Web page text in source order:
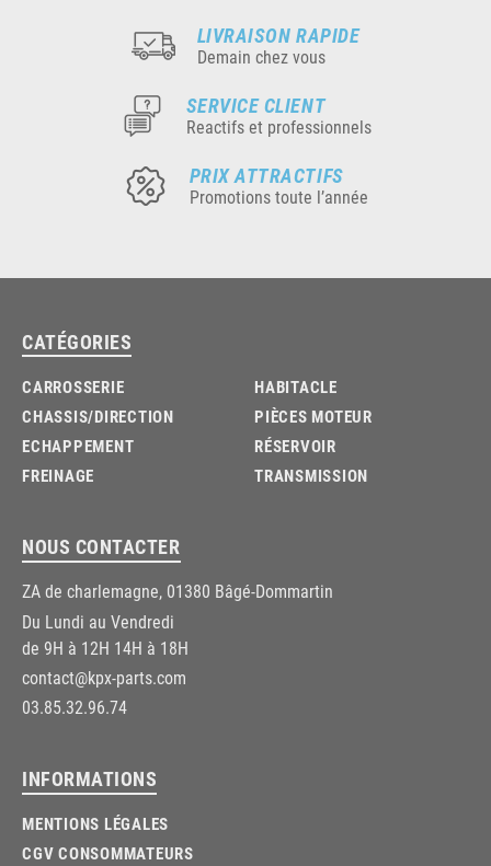
LIVRAISON RAPIDE
Demain chez vous
SERVICE CLIENT
Reactifs et professionnels
PRIX ATTRACTIFS
Promotions toute l’année
CATÉGORIES
CARROSSERIE
CHASSIS/DIRECTION
ECHAPPEMENT
FREINAGE
HABITACLE
PIÈCES MOTEUR
RÉSERVOIR
TRANSMISSION
NOUS CONTACTER
ZA de charlemagne, 01380 Bâgé-Dommartin
Du Lundi au Vendredi
de 9H à 12H 14H à 18H
contact@kpx-parts.com
03.85.32.96.74
INFORMATIONS
MENTIONS LÉGALES
CGV CONSOMMATEURS